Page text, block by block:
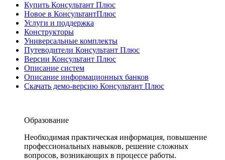
Купить Консультант Плюс
Новое в КонсультантПлюс
Услуги и поддержка
Конструкторы
Универсальные комплекты
Путеводители Консультант Плюс
Версии Консультант Плюс
Описание систем
Описание информационных банков
Скачать демо-версию Консультант Плюс
Образование
Необходимая практическая информация, повышение
профессиональных навыков, решение сложных
вопросов, возникающих в процессе работы.